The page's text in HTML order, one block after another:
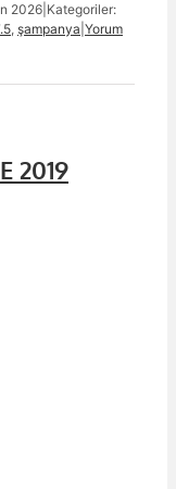
2026 Kategoriler:
, şampanya Yorum
2019